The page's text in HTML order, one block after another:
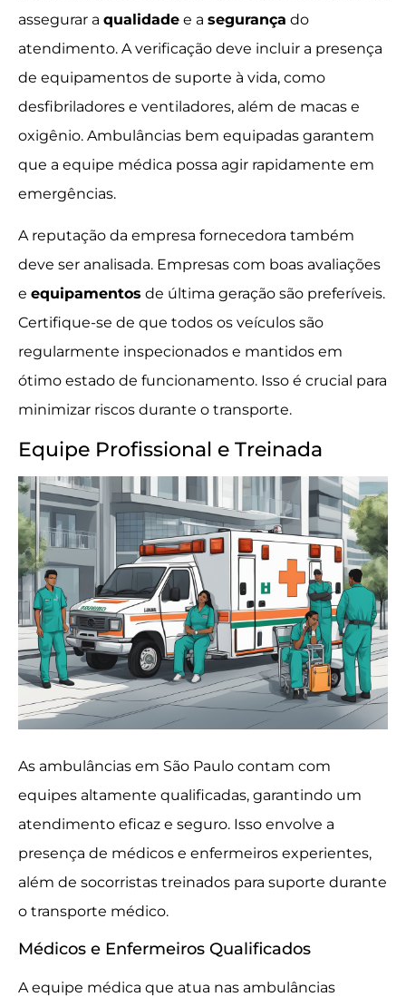
assegurar a qualidade e a segurança do
atendimento. A verificação deve incluir a presença
de equipamentos de suporte à vida, como
desfibriladores e ventiladores, além de macas e
oxigênio. Ambulâncias bem equipadas garantem
que a equipe médica possa agir rapidamente em
emergências.
A reputação da empresa fornecedora também
deve ser analisada. Empresas com boas avaliações
e equipamentos de última geração são preferíveis.
Certifique-se de que todos os veículos são
regularmente inspecionados e mantidos em
ótimo estado de funcionamento. Isso é crucial para
minimizar riscos durante o transporte.
Equipe Profissional e Treinada
As ambulâncias em São Paulo contam com
equipes altamente qualificadas, garantindo um
atendimento eficaz e seguro. Isso envolve a
presença de médicos e enfermeiros experientes,
além de socorristas treinados para suporte durante
o transporte médico.
Médicos e Enfermeiros Qualificados
A equipe médica que atua nas ambulâncias